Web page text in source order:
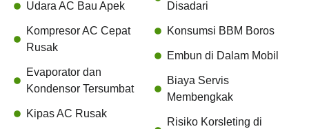
Udara AC Bau Apek
Kompresor AC Cepat
Rusak
Evaporator dan
Kondensor Tersumbat
Kipas AC Rusak
Disadari
Konsumsi BBM Boros
Embun di Dalam Mobil
Biaya Servis
Membengkak
Risiko Korsleting di